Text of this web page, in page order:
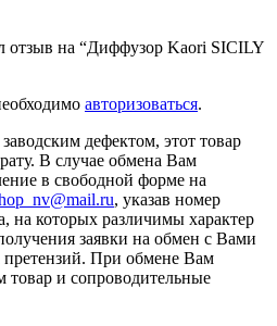
отзыв на “Диффузор Kaori SICILY
авторизоваться.
дефектом, этот товар
В случае обмена Вам
в свободной форме на
, указав номер
на которых различимы характер
заявки на обмен с Вами
претензий. При обмене Вам
товар и сопроводительные